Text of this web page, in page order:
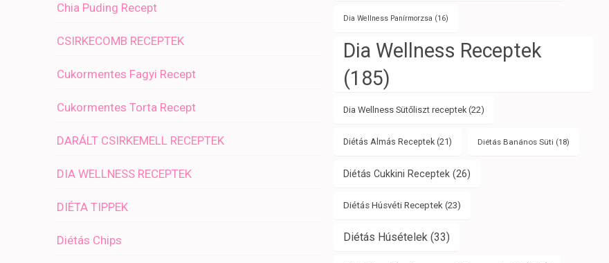
Chia Puding Recept
CSIRKECOMB RECEPTEK
Cukormentes Fagyi Recept
Cukormentes Torta Recept
DARÁLT CSIRKEMELL RECEPTEK
DIA WELLNESS RECEPTEK
DIÉTA TIPPEK
Diétás Chips
Dia Wellness Panírmorzsa (16)
Dia Wellness Receptek
(185)
Dia Wellness Sütőliszt receptek(22)
Diétás Almás Receptek(21) Diétás Banános Süti (18)
Diétás Cukkini Receptek(26)
Diétás Húsvéti Receptek (23)
Diétás Húsételek(33)